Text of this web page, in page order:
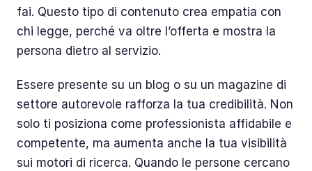
fai. Questo tipo di contenuto crea empatia con
chi legge, perché va oltre l’offerta e mostra la
persona dietro al servizio.
Essere presente su un blog o su un magazine di
settore autorevole rafforza la tua credibilità. Non
solo ti posiziona come professionista affidabile e
competente, ma aumenta anche la tua visibilità
sui motori di ricerca. Quando le persone cercano